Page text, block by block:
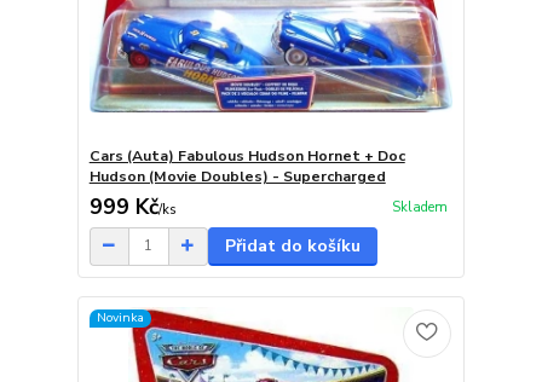
Cars (Auta) Fabulous Hudson Hornet + Doc
Hudson (Movie Doubles) - Supercharged
999 Kč/ks Skladem
Přidat do košíku
Novinka